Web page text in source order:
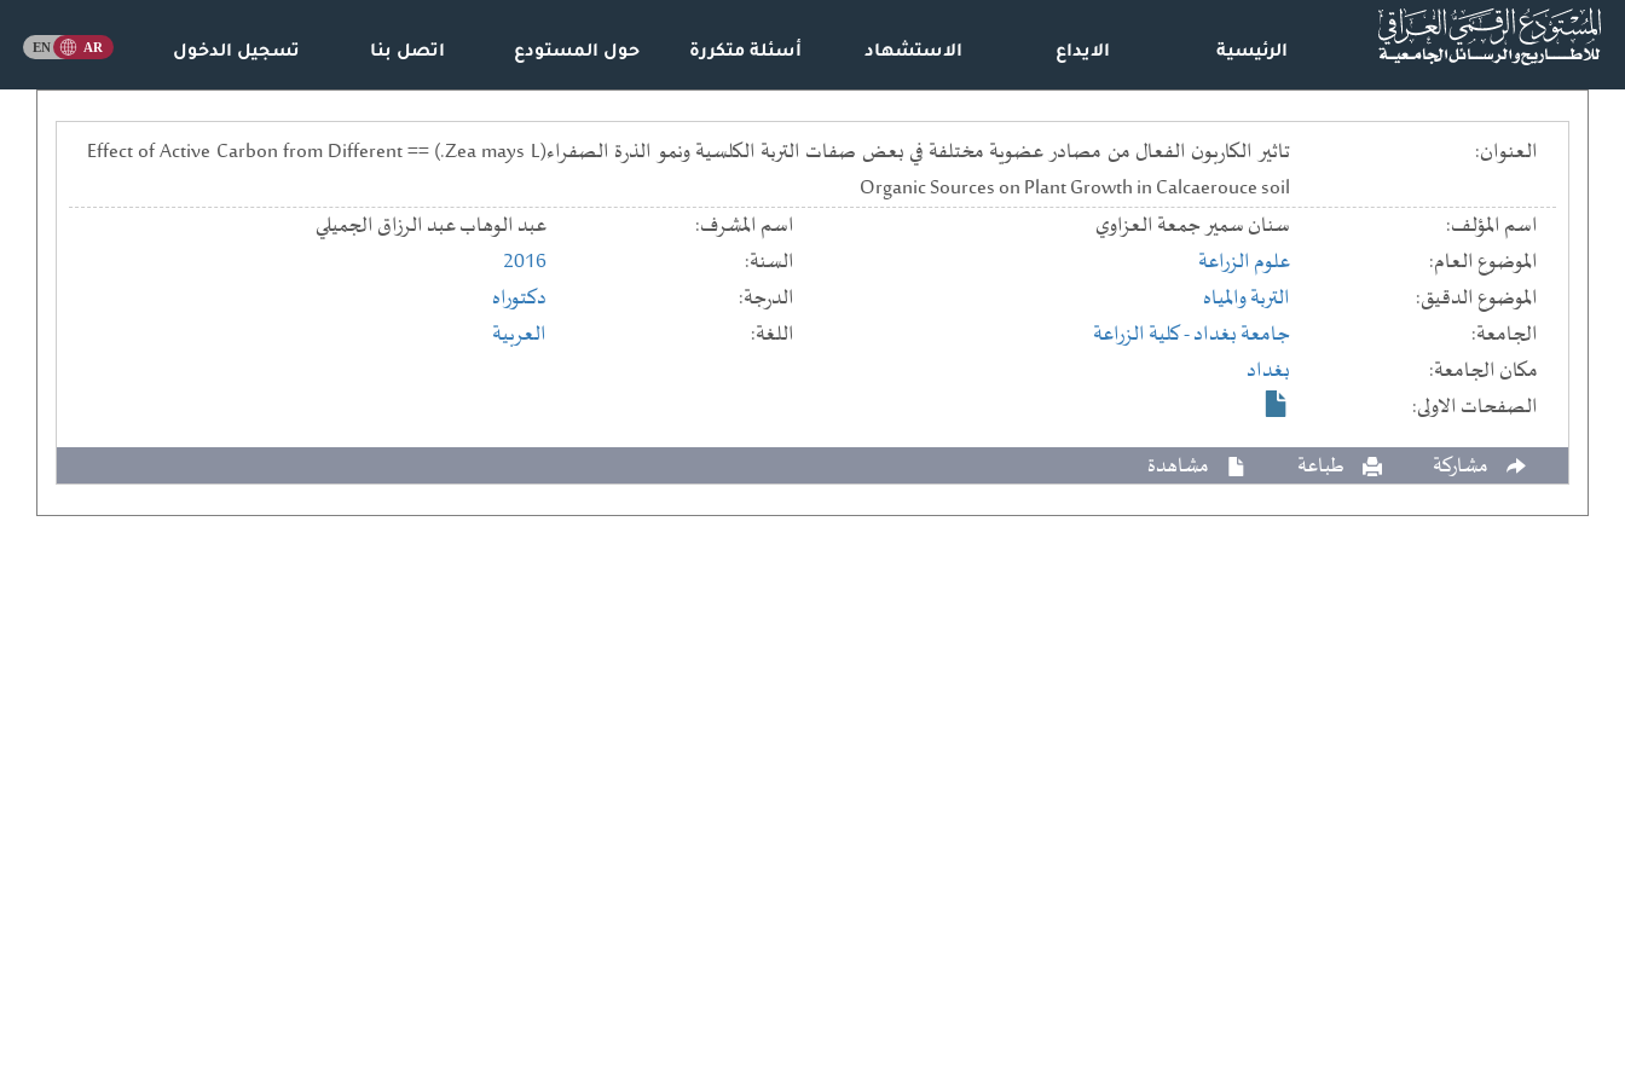
الرئيسية الايداع الاستشهاد أسئلة متكررة حول المستودع اتصل بنا تسجيل الدخول
العنوان:
تاثير الكاربون الفعال من مصادر عضوية مختلفة في بعض صفات التربة الكلسية ونمو الذرة الصفراء(Zea mays L.) == Effect of Active Carbon from Different
Organic Sources on Plant Growth in Calcaerouce soil
اسم المؤلف:
سنان سمير جمعة العزاوي اسم المشرف:
عبد الوهاب عبد الرزاق الجميلي
الموضوع العام:
علوم الزراعة السنة:
2016
الموضوع الدقيق:
التربة والمياه الدرجة:
دكتوراه
الجامعة:
جامعة بغداد- كلية الزراعة اللغة:
العربية
مكان الجامعة:
بغداد
الصفحات الاولى:
مشاركة
طباعة مشاهدة